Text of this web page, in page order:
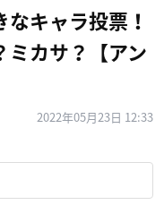
キャラ投票！
ミカサ？【アン
2022年05月23日 12:33